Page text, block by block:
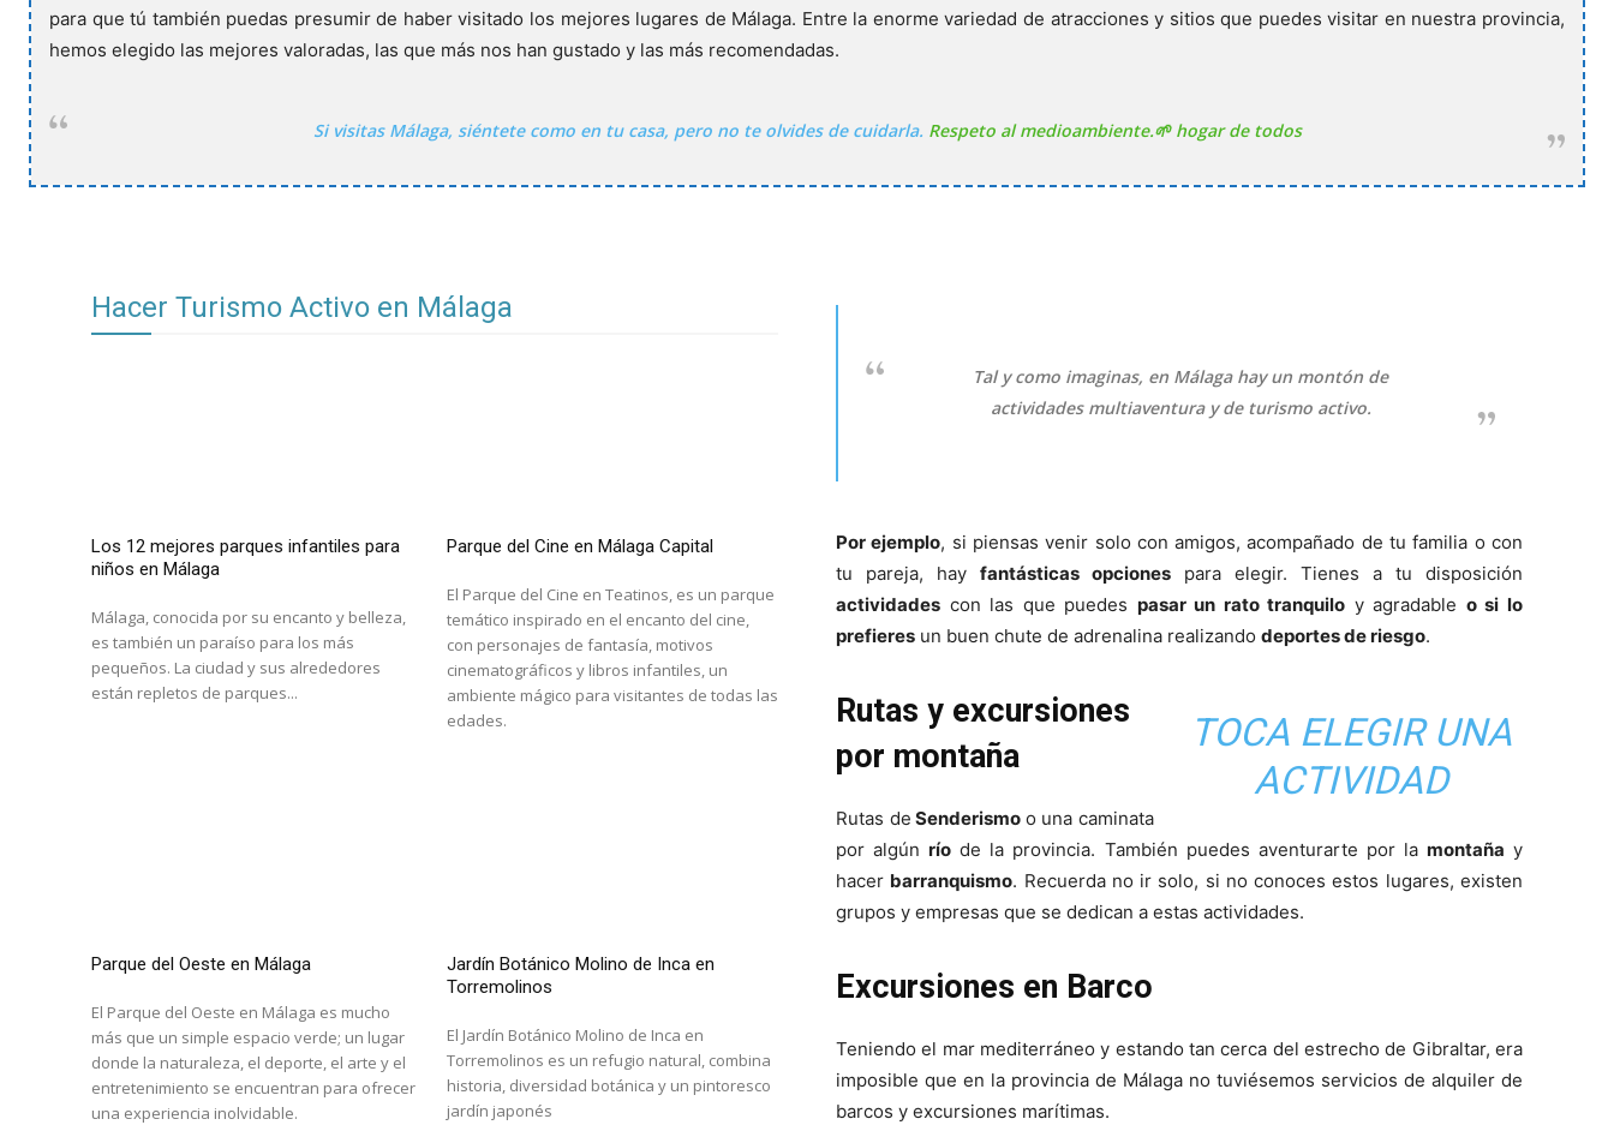
para que tú también puedas presumir de haber visitado los mejores lugares de Málaga. Entre la enorme variedad de atracciones y sitios que puedes visitar en nuestra provincia,
hemos elegido las mejores valoradas, las que más nos han gustado y las más recomendadas.
Si visitas Málaga, siéntete como en tu casa, pero no te olvides de cuidarla. Respeto al medioambiente.🌱 hogar de todos
Hacer Turismo Activo en Málaga
Los 12 mejores parques infantiles para
niños en Málaga
Málaga, conocida por su encanto y belleza,
es también un paraíso para los más
pequeños. La ciudad y sus alrededores
están repletos de parques...
Parque del Cine en Málaga Capital
El Parque del Cine en Teatinos, es un parque
temático inspirado en el encanto del cine,
con personajes de fantasía, motivos
cinematográficos y libros infantiles, un
ambiente mágico para visitantes de todas las
edades.
Parque del Oeste en Málaga
El Parque del Oeste en Málaga es mucho
más que un simple espacio verde; un lugar
donde la naturaleza, el deporte, el arte y el
entretenimiento se encuentran para ofrecer
una experiencia inolvidable.
Jardín Botánico Molino de Inca en
Torremolinos
El Jardín Botánico Molino de Inca en
Torremolinos es un refugio natural, combina
historia, diversidad botánica y un pintoresco
jardín japonés
Tal y como imaginas, en Málaga hay un montón de
actividades multiaventura y de turismo activo.
Por ejemplo, si piensas venir solo con amigos, acompañado de tu familia o con
tu pareja, hayfantásticas opciones para elegir. Tienes a tu disposición
actividades con las que puedes pasar un rato tranquilo y agradable o si lo
prefieres un buen chute de adrenalina realizando deportes de riesgo.
TOCA ELEGIR UNA
ACTIVIDAD
Rutas y excursiones
por montaña
Rutas de Senderismo o una caminata
por algúnrío de la provincia. También puedes aventurarte por la montaña y
hacer barranquismo. Recuerda no ir solo, si no conoces estos lugares, existen
grupos y empresas que se dedican a estas actividades.
Excursiones en Barco
Teniendo el mar mediterráneo y estando tan cerca del estrecho de Gibraltar, era
imposible que en la provincia de Málaga no tuviésemos servicios de alquiler de
barcos y excursiones marítimas.